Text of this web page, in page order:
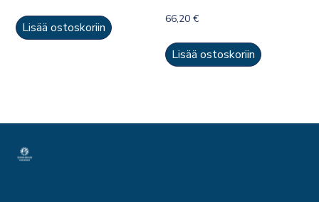
Lisää ostoskoriin
66,20€
Lisää ostoskoriin